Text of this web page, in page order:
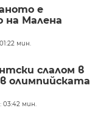
е
на Малена
мин.
слалом в
олимпийската
03:42 мин.